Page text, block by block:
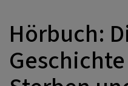
Hörbuch: